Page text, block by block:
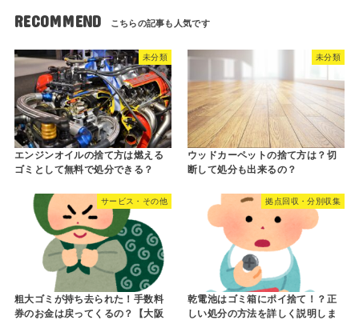
RECOMMEND
未分類
エンジンオイルの捨て方は燃える
ゴミとして無料で処分できる？
未分類
ウッドカーペットの捨て方は？切
断して処分も出来るの？
サービス・その他
粗大ゴミが持ち去られた！手数料
券のお金は戻ってくるの？【大阪
拠点回収・分別収集
乾電池はゴミ箱にポイ捨て！？正
しい処分の方法を詳しく説明しま